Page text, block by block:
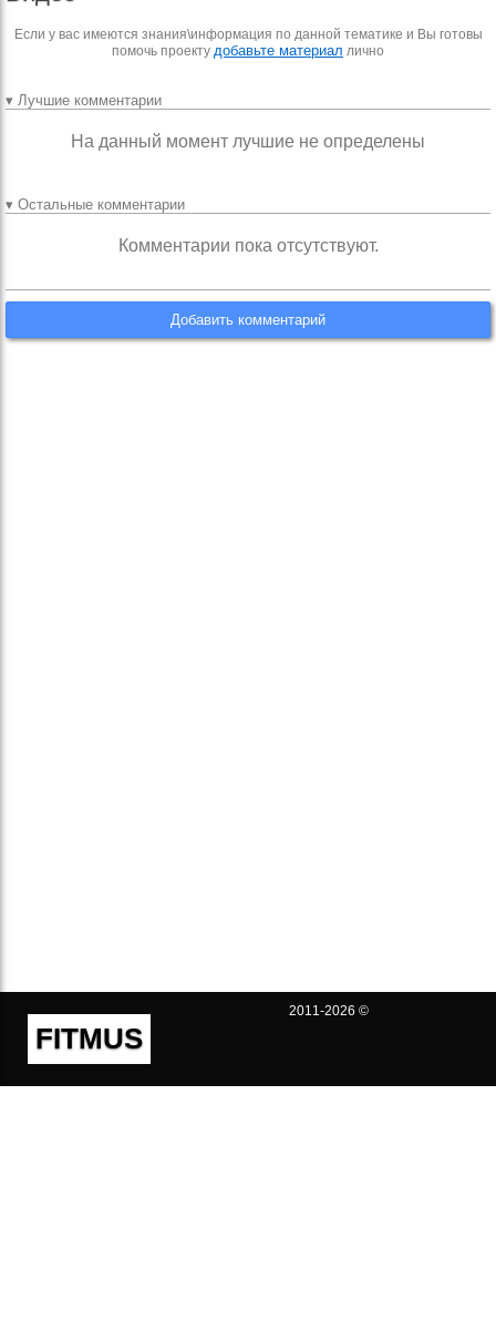
Если у вас имеются знания\информация по данной тематике и Вы готовы
помочь проекту добавьте материал лично
▾ Лучшие комментарии
На данный момент лучшие не определены
▾ Остальные комментарии
Комментарии пока отсутствуют.
Добавить комментарий
FITMUS
2011-2026 ©